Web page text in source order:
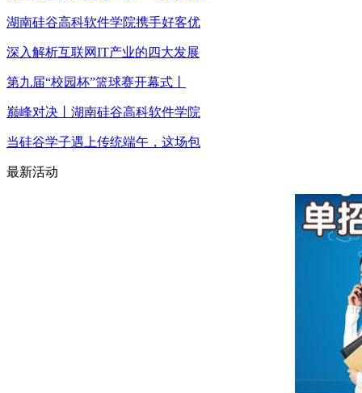
湖南硅谷高科软件学院携手好客优
深入解析互联网IT产业的四大发展
第九届“校园杯”篮球赛开幕式丨
巅峰对决丨湖南硅谷高科软件学院
当硅谷学子遇上传统端午，这场包
最新活动